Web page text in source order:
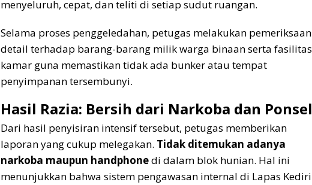
menyeluruh, cepat, dan teliti di setiap sudut ruangan.
​Selama proses penggeledahan, petugas melakukan pemeriksaan
detail terhadap barang-barang milik warga binaan serta fasilitas
kamar guna memastikan tidak ada bunker atau tempat
penyimpanan tersembunyi.
​Hasil Razia: Bersih dari Narkoba dan Ponsel
​Dari hasil penyisiran intensif tersebut, petugas memberikan
laporan yang cukup melegakan. Tidak ditemukan adanya
narkoba maupun handphonedi dalam blok hunian. Hal ini
menunjukkan bahwa sistem pengawasan internal di Lapas Kediri